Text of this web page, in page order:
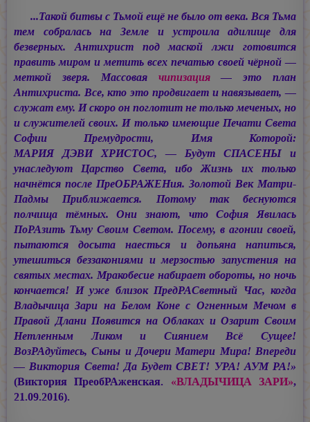
...Такой битвы с Тьмой ещё не было от века. Вся Тьма
тем собралась на Земле и устроила адилище для
безверных. Антихрист под маской лжи готовится
править миром и метить всех печатью своей чёрной —
меткой зверя. Массовая чипизация— это план
Антихриста. Все, кто это продвигает и навязывает, —
служат ему. И скоро он поглотит не только меченых, но
и служителей своих. И только имеющие Печати Света
Софии Премудрости, Имя Которой:
МАРИЯ ДЭВИ ХРИСТОС, — Будут СПАСЕНЫ и
унаследуют Царство Света, ибо Жизнь их только
начнётся после ПреОБРАЖЕНия. Золотой Век Матри-
Падмы Приближается. Потому так беснуются
полчища тёмных. Они знают, что София Явилась
ПоРАзить Тьму Своим Светом. Посему, в агонии своей,
пытаются досыта наесться и допьяна напиться,
утешиться беззакониями и мерзостью запустения на
святых местах. Мракобесие набирает обороты, но ночь
кончается! И уже близок ПредРАСветный Час, когда
Владычица Зари на Белом Коне с Огненным Мечом в
Правой Длани Появится на Облаках и Озарит Своим
Нетленным Ликом и Сиянием Всё Сущее!
ВозРАдуйтесь, Сыны и Дочери Матери Мира! Впереди
— Виктория Света!Да Будет СВЕТ! УРА! АУМ РА!»
(Виктория ПреобРАженская. «ВЛАДЫЧИЦА ЗАРИ»,
21.09.2016).